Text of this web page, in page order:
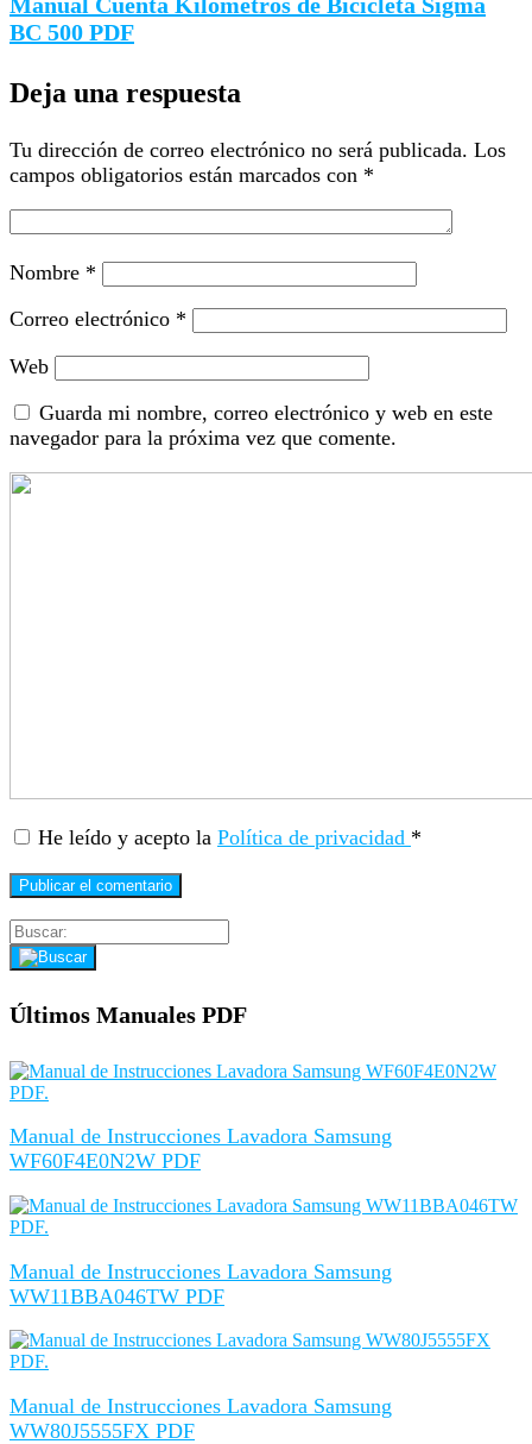
BC 500 PDF
Deja una respuesta
Tu dirección de correo electrónico no será publicada. Los
campos obligatorios están marcados con *
Nombre *
Correo electrónico *
Web
Guarda mi nombre, correo electrónico y web en este
navegador para la próxima vez que comente.
He leído y acepto la Política de privacidad *
Últimos Manuales PDF
Manual de Instrucciones Lavadora Samsung
WF60F4E0N2W PDF
Manual de Instrucciones Lavadora Samsung
WW11BBA046TW PDF
Manual de Instrucciones Lavadora Samsung
WW80J5555FX PDF